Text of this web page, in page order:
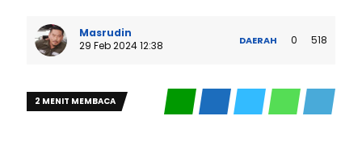
Masrudin
29 Feb 2024 12:38
DAERAH 0 518
2 MENIT MEMBACA